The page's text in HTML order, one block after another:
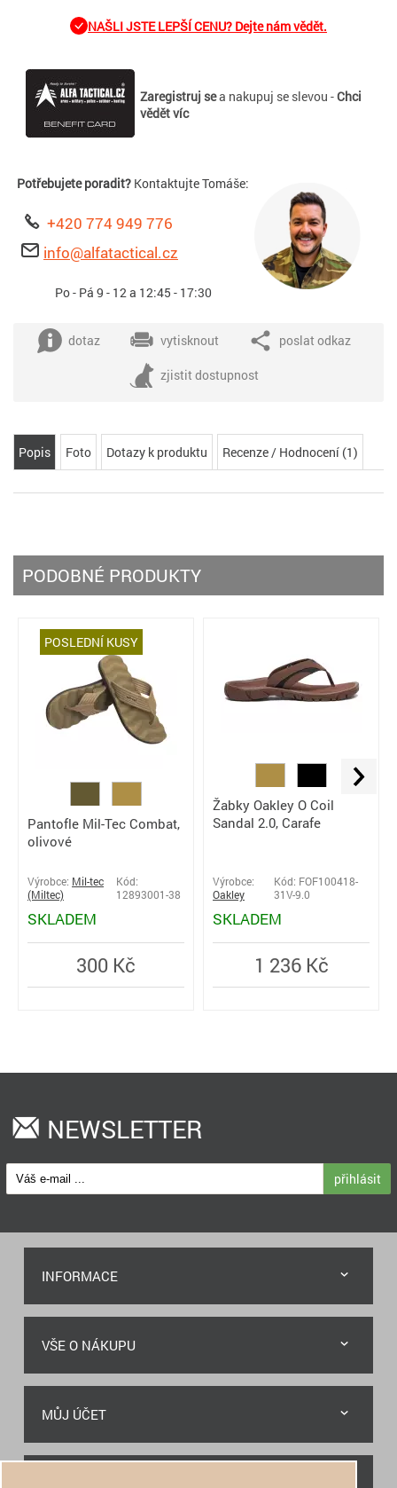
NAŠLI JSTE LEPŠÍ CENU? Dejte nám vědět.
Zaregistruj sea nakupuj se slevou -Chci
vědět víc
Potřebujete poradit? Kontaktujte Tomáše:
+420 774 949 776
info@alfatactical.cz
Po - Pá 9 - 12 a 12:45 - 17:30
dotaz vytisknout poslat odkaz
zjistit dostupnost
Popis Foto Dotazy k produktu Recenze / Hodnocení (1)
PODOBNÉ PRODUKTY
POSLEDNÍ KUSY
Pantofle Mil-Tec Combat,
olivové
Výrobce: Mil-tec
(Miltec)
Kód:
12893001-38
SKLADEM
300 Kč
Žabky Oakley O Coil
Sandal 2.0, Carafe
Výrobce:
Oakley
Kód: FOF100418-
31V-9.0
SKLADEM
1 236 Kč
NEWSLETTER
přihlásit
INFORMACE
VŠE O NÁKUPU
MŮJ ÚČET